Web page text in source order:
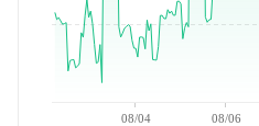
08/04 08/06